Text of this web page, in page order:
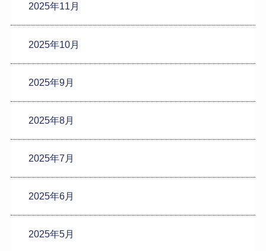
2025年11月
2025年10月
2025年9月
2025年8月
2025年7月
2025年6月
2025年5月